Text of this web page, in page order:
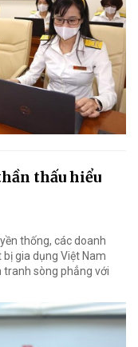
thấu hiểu
thống, các doanh
gia dụng Việt Nam
tranh sòng phẳng với